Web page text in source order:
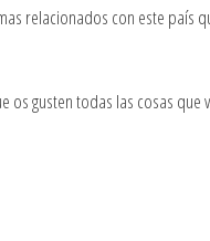
relacionados con este país
gusten todas las cosas